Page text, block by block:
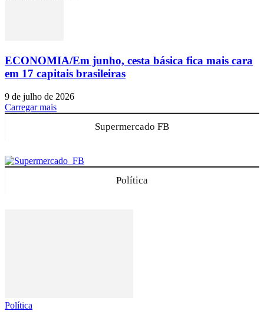
ECONOMIA/Em junho, cesta básica fica mais cara
em 17 capitais brasileiras
9 de julho de 2026
Carregar mais
Supermercado FB
Política
Política